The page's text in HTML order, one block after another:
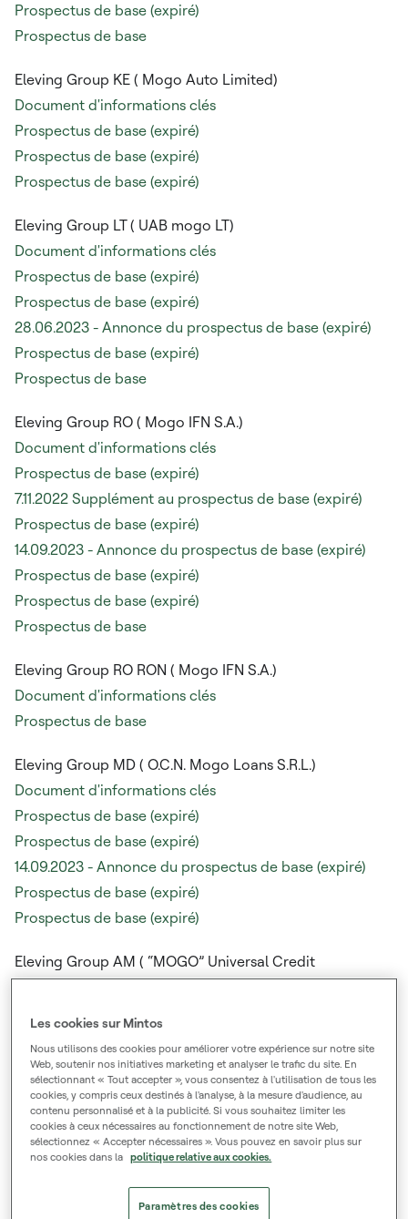
Prospectus de base (expiré)
Prospectus de base
Eleving Group KE ( Mogo Auto Limited)
Document d'informations clés
Prospectus de base (expiré)
Prospectus de base (expiré)
Prospectus de base (expiré)
Eleving Group LT ( UAB mogo LT)
Document d'informations clés
Prospectus de base (expiré)
Prospectus de base (expiré)
28.06.2023 - Annonce du prospectus de base (expiré)
Prospectus de base (expiré)
Prospectus de base
Eleving Group RO ( Mogo IFN S.A.)
Document d'informations clés
Prospectus de base (expiré)
7.11.2022 Supplément au prospectus de base (expiré)
Prospectus de base (expiré)
14.09.2023 - Annonce du prospectus de base (expiré)
Prospectus de base (expiré)
Prospectus de base (expiré)
Prospectus de base
Eleving Group RO RON ( Mogo IFN S.A.)
Document d'informations clés
Prospectus de base
Eleving Group MD ( O.C.N. Mogo Loans S.R.L.)
Document d'informations clés
Prospectus de base (expiré)
Prospectus de base (expiré)
14.09.2023 - Annonce du prospectus de base (expiré)
Prospectus de base (expiré)
Prospectus de base (expiré)
Eleving Group AM ( “MOGO” Universal Credit
22.05.2023. - Supplément au prospectus de base
(expiré)
Prospectus de base (expiré)
Prospectus de base (expiré)
Prospectus de base
Les cookies sur Mintos
Nous utilisons des cookies pour améliorer votre expérience sur notre site
Web, soutenir nos initiatives marketing et analyser le trafic du site. En
sélectionnant « Tout accepter », vous consentez à l'utilisation de tous les
cookies, y compris ceux destinés à l'analyse, à la mesure d'audience, au
contenu personnalisé et à la publicité. Si vous souhaitez limiter les
cookies à ceux nécessaires au fonctionnement de notre site Web,
sélectionnez « Accepter nécessaires ». Vous pouvez en savoir plus sur
nos cookies dans la politique relative aux cookies.
Paramètres des cookies